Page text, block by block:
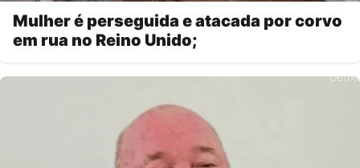
Mulher é perseguida e atacada por corvo
em rua no Reino Unido;